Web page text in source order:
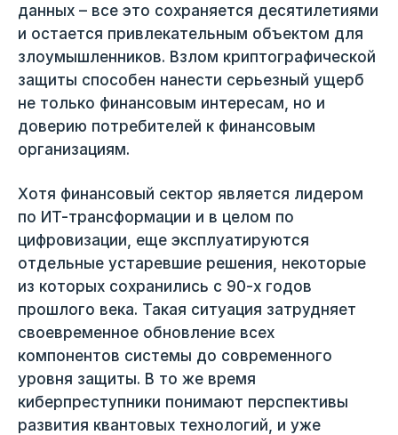
данных – все это сохраняется десятилетиями
и остается привлекательным объектом для
злоумышленников. Взлом криптографической
защиты способен нанести серьезный ущерб
не только финансовым интересам, но и
доверию потребителей к финансовым
организациям.
Хотя финансовый сектор является лидером
по ИТ-трансформации и в целом по
цифровизации, еще эксплуатируются
отдельные устаревшие решения, некоторые
из которых сохранились с 90-х годов
прошлого века. Такая ситуация затрудняет
своевременное обновление всех
компонентов системы до современного
уровня защиты. В то же время
киберпреступники понимают перспективы
развития квантовых технологий, и уже